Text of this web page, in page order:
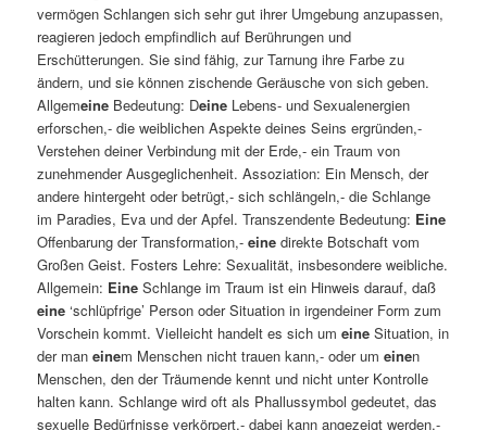
vermögen Schlangen sich sehr gut ihrer Umgebung anzupassen,
reagieren jedoch empfindlich auf Berührungen und
Erschütterungen. Sie sind fähig, zur Tarnung ihre Farbe zu
ändern, und sie können zischende Geräusche von sich geben.
Allgemeine Bedeutung: Deine Lebens- und Sexualenergien
erforschen,- die weiblichen Aspekte deines Seins ergründen,-
Verstehen deiner Verbindung mit der Erde,- ein Traum von
zunehmender Ausgeglichenheit. Assoziation: Ein Mensch, der
andere hintergeht oder betrügt,- sich schlängeln,- die Schlange
im Paradies, Eva und der Apfel. Transzendente Bedeutung: Eine
Offenbarung der Transformation,-eine direkte Botschaft vom
Großen Geist. Fosters Lehre: Sexualität, insbesondere weibliche.
Allgemein: Eine Schlange im Traum ist ein Hinweis darauf, daß
eine ‘schlüpfrige’ Person oder Situation in irgendeiner Form zum
Vorschein kommt. Vielleicht handelt es sich umeine Situation, in
der maneinem Menschen nicht trauen kann,- oder umeinen
Menschen, den der Träumende kennt und nicht unter Kontrolle
halten kann. Schlange wird oft als Phallussymbol gedeutet, das
sexuelle Bedürfnisse verkörpert,- dabei kann angezeigt werden,-